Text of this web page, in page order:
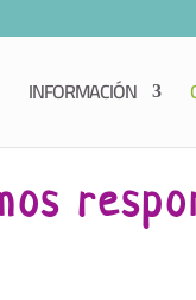
INFORMACIÓN